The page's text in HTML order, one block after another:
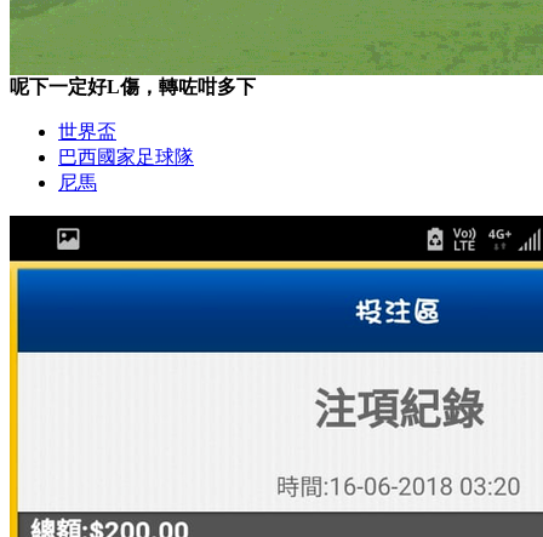
呢下一定好L傷，轉咗咁多下
世界盃
巴西國家足球隊
尼馬